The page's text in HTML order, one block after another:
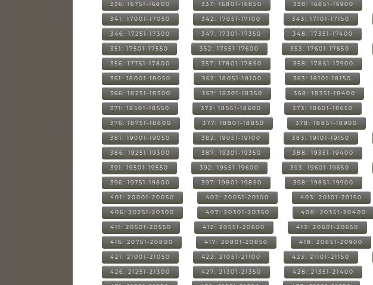
336: 16751-16800 337: 16801-16850 338: 16851-16900
341: 17001-17050 342: 17051-17100 343: 17101-17150
346: 17251-17300 347: 17301-17350 348: 17351-17400
351: 17501-17550 352: 17551-17600 353: 17601-17650
356: 17751-17800 357: 17801-17850 358: 17851-17900
361: 18001-18050 362: 18051-18100 363: 18101-18150
366: 18251-18300 367: 18301-18350 368: 18351-18400
371: 18501-18550 372: 18551-18600 373: 18601-18650
376: 18751-18800 377: 18801-18850 378: 18851-18900
381: 19001-19050 382: 19051-19100 383: 19101-19150
386: 19251-19300 387: 19301-19350 388: 19351-19400
391: 19501-19550 392: 19551-19600 393: 19601-19650
396: 19751-19800 397: 19801-19850 398: 19851-19900
401: 20001-20050 402: 20051-20100 403: 20101-20150
406: 20251-20300 407: 20301-20350 408: 20351-20400
411: 20501-20550 412: 20551-20600 413: 20601-20650
416: 20751-20800 417: 20801-20850 418: 20851-20900
421: 21001-21050 422: 21051-21100 423: 21101-21150
426: 21251-21300 427: 21301-21350 428: 21351-21400